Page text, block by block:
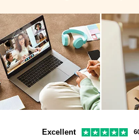
Excellent